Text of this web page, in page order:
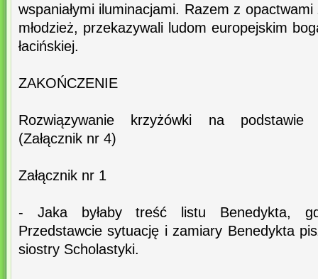
wspaniałymi iluminacjami. Razem z opactwami
młodzież, przekazywali ludom europejskim
łacińskiej.
ZAKOŃCZENIE
Rozwiązywanie krzyżówki na podstawie
(Załącznik nr 4)
Załącznik nr 1
- Jaka byłaby treść listu Benedykta,
Przedstawcie sytuację i zamiary Benedykta
siostry Scholastyki.